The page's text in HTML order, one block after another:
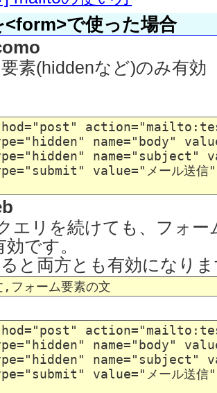
で使った場合
素(hiddenなど)のみ有効
name="body"
name="subject"
value="メール送
エリを続けても、フォー
です。
と両方とも有効になり
name="body"
name="subject"
value="メール送